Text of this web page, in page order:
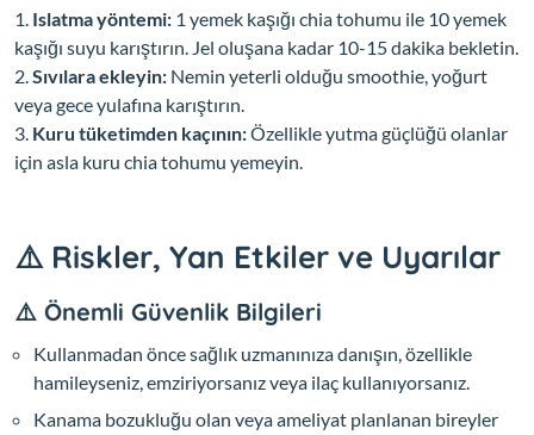
Islatma yöntemi: 1 yemek kaşığı chia tohumu ile 10 yemek
kaşığı suyu karıştırın. Jel oluşana kadar 10-15 dakika bekletin.
Sıvılara ekleyin: Nemin yeterli olduğu smoothie, yoğurt
veya gece yulafına karıştırın.
Kuru tüketimden kaçının:Özellikle yutma güçlüğü olanlar
için asla kuru chia tohumu yemeyin.
⚠️ Riskler, Yan Etkiler ve Uyarılar
⚠️ Önemli Güvenlik Bilgileri
Kullanmadan önce sağlık uzmanınıza danışın, özellikle
hamileyseniz, emziriyorsanız veya ilaç kullanıyorsanız.
Kanama bozukluğu olan veya ameliyat planlanan bireyler